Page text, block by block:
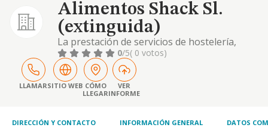
Alimentos Shack Sl.
(extinguida)
La prestación de servicios de hostelería,
restauración, cafetería, bares, catering, así
como la compra-venta de productos
alimenticios y bebidas de todas clases, y la
representación comercial de productos de
consumo relacionados con dichas
0/5( 0 votos)
LLAMARSITIO WEB CÓMO
LLEGAR
VER
INFORME
DIRECCIÓN Y CONTACTO INFORMACIÓN GENERAL DATOS